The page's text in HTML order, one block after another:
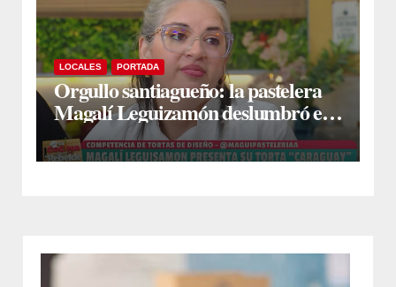
LOCALES PORTADA
Orgullo santiagueño: la pastelera
Magalí Leguizamón deslumbró en
Canal 13 con su torta “Caraguay” y
ganó la competencia